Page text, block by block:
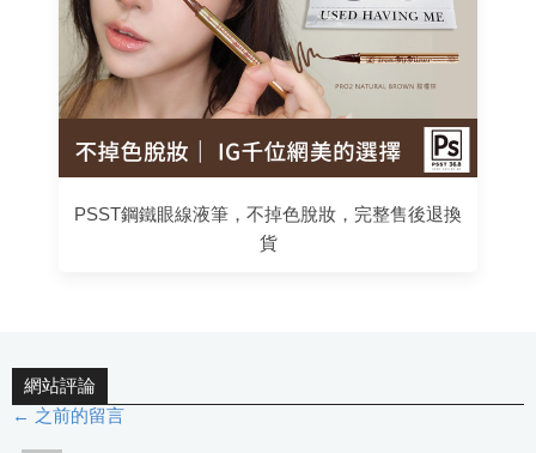
PSST鋼鐵眼線液筆，不掉色脫妝，完整售後退換
貨
網站評論
評
← 之前的留言